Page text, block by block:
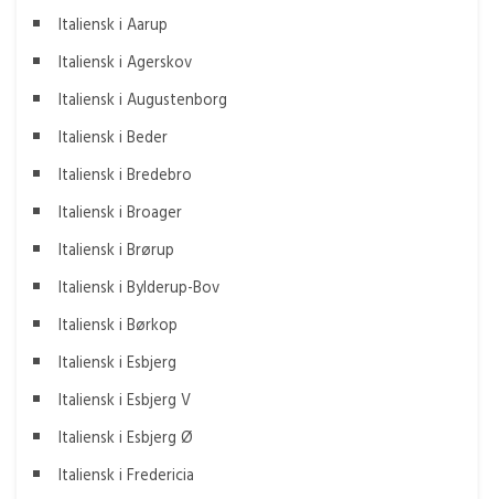
Italiensk i Aarup
Italiensk i Agerskov
Italiensk i Augustenborg
Italiensk i Beder
Italiensk i Bredebro
Italiensk i Broager
Italiensk i Brørup
Italiensk i Bylderup-Bov
Italiensk i Børkop
Italiensk i Esbjerg
Italiensk i Esbjerg V
Italiensk i Esbjerg Ø
Italiensk i Fredericia